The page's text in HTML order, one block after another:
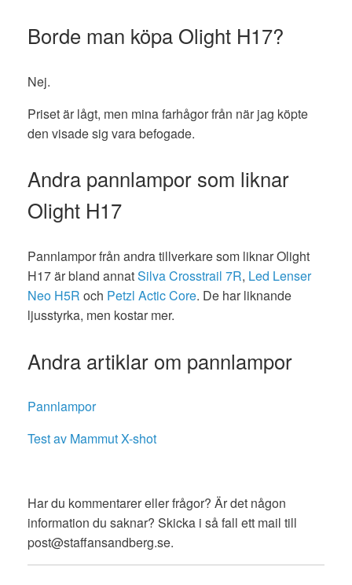
Borde man köpa Olight H17?
Nej.
Priset är lågt, men mina farhågor från när jag köpte
den visade sig vara befogade.
Andra pannlampor som liknar
Olight H17
Pannlampor från andra tillverkare som liknar Olight
H17 är bland annatSilva Crosstrail 7R, Led Lenser
Neo H5R och Petzl Actic Core. De har liknande
ljusstyrka, men kostar mer.
Andra artiklar om pannlampor
Pannlampor
Test av Mammut X-shot
Har du kommentarer eller frågor? Är det någon
information du saknar? Skicka i så fall ett mail till
post@staffansandberg.se.